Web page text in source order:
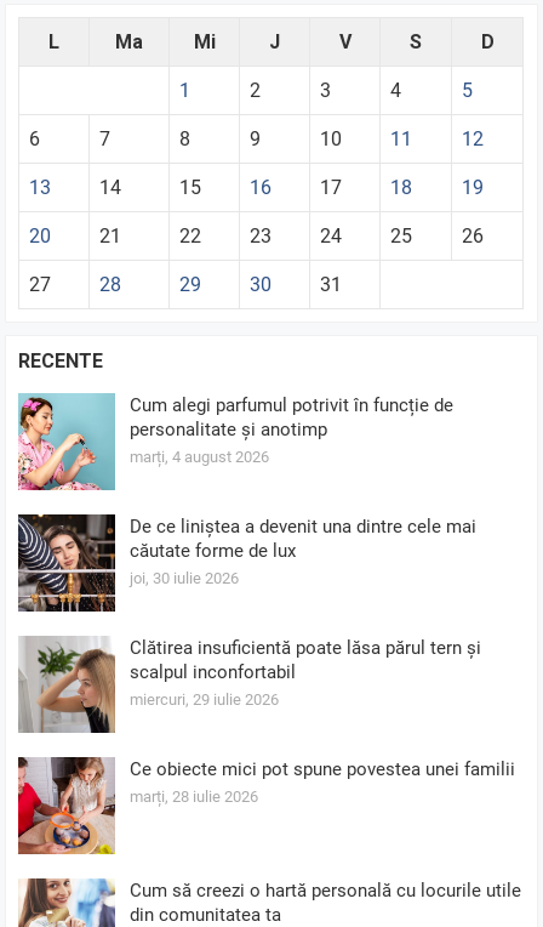
L Ma Mi J V S D
1 2 3 4 5
6 7 8 9 10 11 12
13 14 15 16 17 18 19
20 21 22 23 24 25 26
27 28 29 30 31
RECENTE
Cum alegi parfumul potrivit în funcție de
personalitate și anotimp
marți, 4 august 2026
De ce liniștea a devenit una dintre cele mai
căutate forme de lux
joi, 30 iulie 2026
Clătirea insuficientă poate lăsa părul tern și
scalpul inconfortabil
miercuri, 29 iulie 2026
Ce obiecte mici pot spune povestea unei familii
marți, 28 iulie 2026
Cum să creezi o hartă personală cu locurile utile
din comunitatea ta